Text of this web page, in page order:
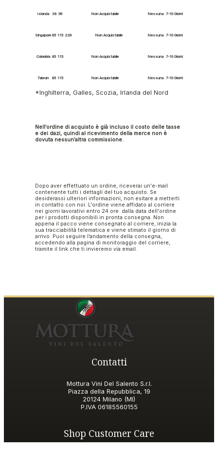
Islanda 38 56 Non Acquistabile Nessuna 7-10 Giorni
Singapore 85 115 229 Non Acquistabile Nessuna 7-10 Giorni
Colombia 85 115 Non Acquistabile Nessuna 7-10 Giorni
Taiwan 85 115 Non Acquistabile Nessuna 7-10 Giorni
*Inghilterra, Galles, Scozia, Irlanda del Nord
Nell′ordine di acquisto è già incluso il costo delle tasse
e dei dazi, quindi al ricevimento della merce non è
dovuta nessun′altra commissione.
Dopo aver effettuato un ordine, riceverai un'e-mail
contenente tutti i dettagli del tuo acquisto. Se
desiderassi ulteriori informazioni, non esitare a metterti
in contatto con noi. L'ordine viene affidato al corriere
nei giorni lavorativi entro 24 ore dalla data dell'ordine
per i prodotti disponibili in pronta consegna. Non
appena il pacco viene consegnato al corriere, inizia la
sua tracciabilità telematica e viene stimato il giorno di
arrivo. Puoi seguire l’andamento della consegna,
accedendo alla pagina di monitoraggio del corriere,
tramite il link che ti invieremo via email.
Contatti
Mottura Vini Del Salento S.r.l.
Piazza della Repubblica, 19
20124 Milano (MI)
P.IVA 06185560155
Shop Customer Care